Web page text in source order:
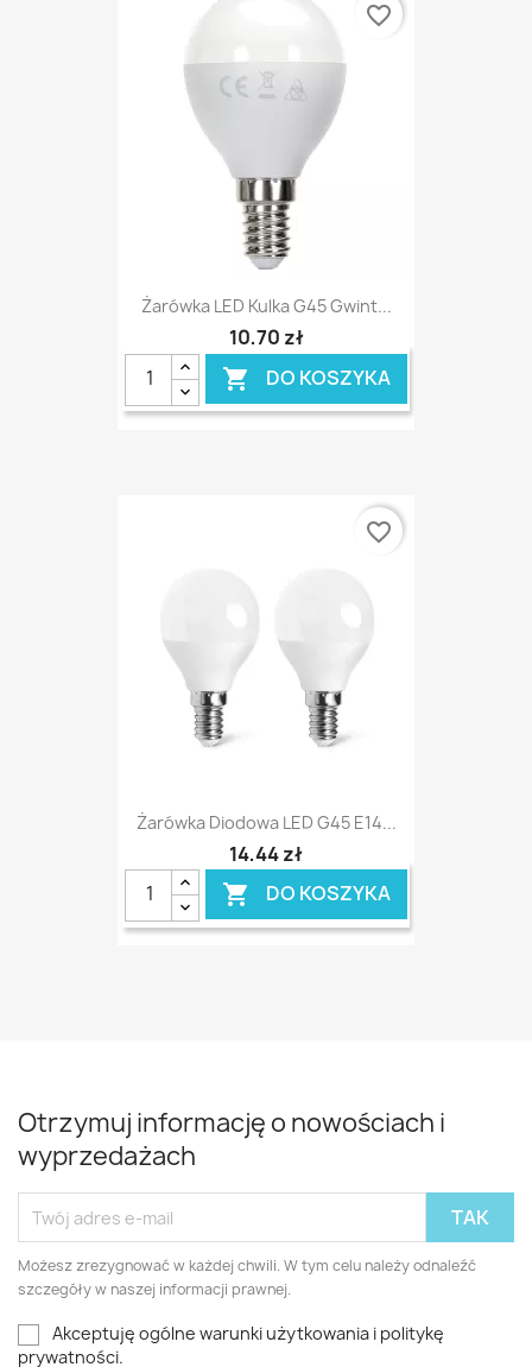
Żarówka LED Kulka G45 Gwint...
10,70 zł
 DO KOSZYKA
favorite_border
Żarówka Diodowa LED G45 E14...
14,44 zł
 DO KOSZYKA
favorite_border
Otrzymuj informację o nowościach i
wyprzedażach
Możesz zrezygnować w każdej chwili. W tym celu należy odnaleźć
szczegóły w naszej informacji prawnej.
Akceptuję ogólne warunki użytkowania i politykę
prywatności.